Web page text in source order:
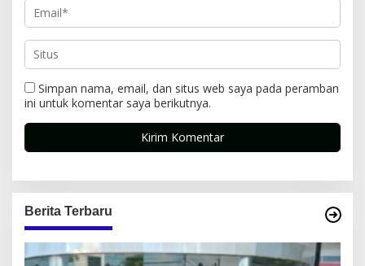
Simpan nama, email, dan situs web saya pada peramban
ini untuk komentar saya berikutnya.
Berita Terbaru